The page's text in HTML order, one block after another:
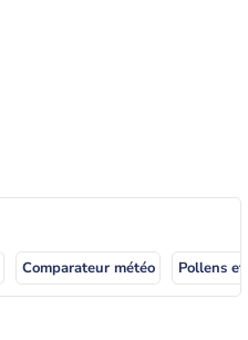
Comparateur météo Pollens